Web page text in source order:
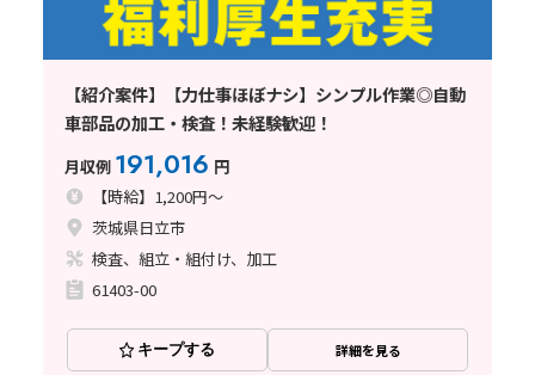
【紹介案件】【力仕事ほぼナシ】シンプル作業◎自動
車部品の加工・検査！未経験歓迎！
月収例 191,016 円
【時給】1,200円～
茨城県日立市
検査、組立・組付け、加工
61403-00
キープする 詳細を見る